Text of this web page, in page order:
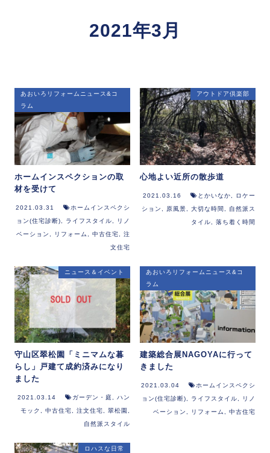
2021年3月
あおいろリフォームニュース&コ
ラム
ホームインスペクションの取
材を受けて
2021.03.31
ホームインスペクシ
ョン(住宅診断)
ライフスタイル
リノ
ベーション
リフォーム 中古住宅
注
文住宅
アウトドア倶楽部
心地よい近所の散歩道
2021.03.16 とかいなか
ロケー
ション
原風景 大切な時間
自然派ス
タイル
落ち着く時間
ニュース＆イベント
守山区翠松園「ミニマムな暮
らし」戸建て成約済みになり
ました
2021.03.14 ガーデン・庭
ハン
モック
中古住宅 注文住宅 翠松園
自然派スタイル
あおいろリフォームニュース&コ
ラム
建築総合展NAGOYAに行って
きました
2021.03.04
ホームインスペクシ
ョン(住宅診断)
ライフスタイル
リノ
ベーション
リフォーム 中古住宅
ロハスな日常